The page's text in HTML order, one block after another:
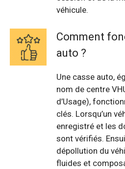
véhicule.
Comment
auto ?
Une casse auto,
nom de centre
d’Usage),
clés. Lorsqu’un
enregistré et les
sont vérifiés.
dépollution du
fluides et